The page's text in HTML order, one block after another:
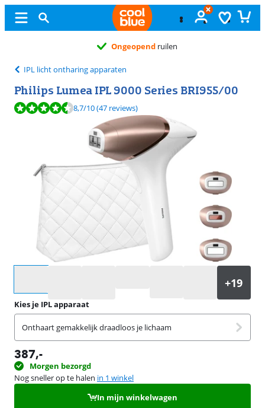
Ongeopend ruilen
IPL licht ontharing apparaten
Philips Lumea IPL 9000 Series BRI955/00
Beoordeling is 8,7 van de 10, gebaseerd op 47 reviews.
8,7/10(47 reviews)
Kies je IPL apparaat
Onthaart gemakkelijk draadloos je lichaam
387,-
Morgen bezorgd
Nog sneller op te halen in 1 winkel
In mijn winkelwagen